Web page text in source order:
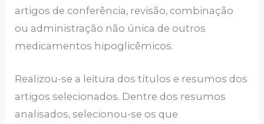
artigos de conferência, revisão, combinação
ou administração não única de outros
medicamentos hipoglicêmicos.
Realizou-se a leitura dos títulos e resumos dos
artigos selecionados. Dentre dos resumos
analisados, selecionou-se os que